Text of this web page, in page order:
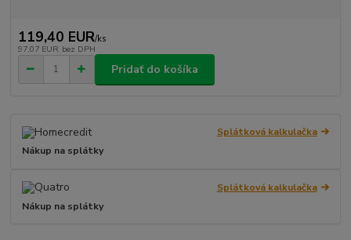
119,40 EUR/ks
97,07 EUR bez DPH
Pridať do košíka
Splátková kalkulačka
Nákup na splátky
Splátková kalkulačka
Nákup na splátky